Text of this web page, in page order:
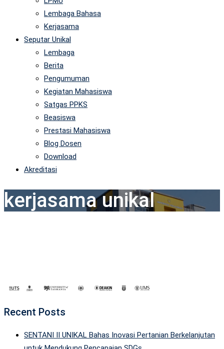
Lembaga Bahasa
Kerjasama
Seputar Unikal
Lembaga
Berita
Pengumuman
Kegiatan Mahasiswa
Satgas PPKS
Beasiswa
Prestasi Mahasiswa
Blog Dosen
Download
Akreditasi
kerjasama unikal
Recent Posts
SENTANI II UNIKAL Bahas Inovasi Pertanian Berkelanjutan